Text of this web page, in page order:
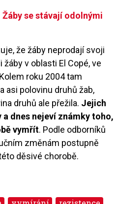
se stávají odolnými
že žáby neprodají svoji
v oblasti El Copé, ve
roku 2004 tam
asi polovinu druhů žab,
druhů ale přežila. Jejich
dnes nejeví známky toho,
vymřít. Podle odborníků
změnám postupně
děsivé chorobě.